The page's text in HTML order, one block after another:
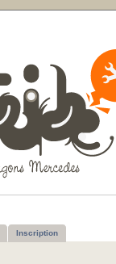
Inscription